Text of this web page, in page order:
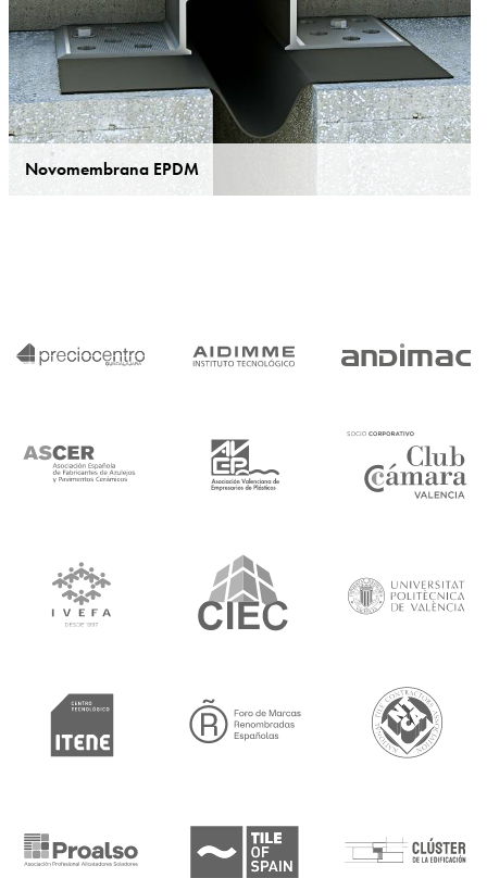
Novomembrana EPDM